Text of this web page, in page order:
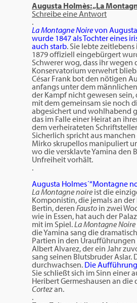
Augusta Holmès: „La
Schreibe eine Antwort
.
La Montagne Noirevon
wurde 1847 als Tochter eines
auch starb. Sie lebte
1879 offiziell eingebürgert
Schwerer wog, dass ihr
Konservatorium verwehrt
César Frank bot den nötigen
anfangs unter dem
der Kampf nicht gewesen sein,
mit dem gemeinsam sie noch
abgesichert und wohlhabend
das im Falle einer Heirat an
dem verheirateten
Sicherlich spricht aus
Mirko skrupellos manipuliert
wo die versklavte Yamina den
Unfreiheit vorhält.
.
Augusta Holmes´“Montagne
La Montagne noire ist die
Komponistin, die jemals an
Bertin, deren Fausto in zwei
wie in Essen, hat auch der
mit im Spiel.La Montagne Noire
die Yamina sang die
Partien in den Uraufführungen
Albert Alvarez, der ein Jahr
sang seinen Blutsbruder
durchwachsen. Die
Sie schließt sich im Sinn
Heribert Germeshausen an
Cortezan.
.